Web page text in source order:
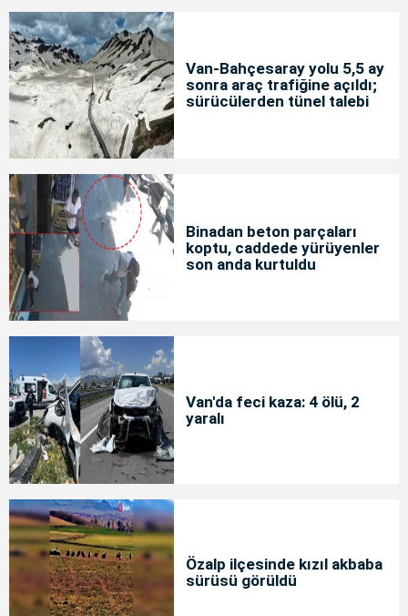
Van-Bahçesaray yolu 5,5 ay
sonra araç trafiğine açıldı;
sürücülerden tünel talebi
Binadan beton parçaları
koptu, caddede yürüyenler
son anda kurtuldu
Van'da feci kaza: 4 ölü, 2
yaralı
Özalp ilçesinde kızıl akbaba
sürüsü görüldü